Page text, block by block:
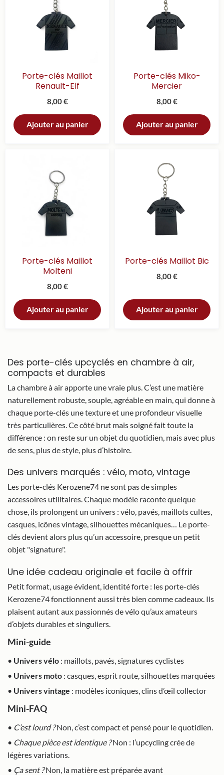
Porte-clés Maillot
Renault-Elf
8,00€
Ajouter au panier
Porte-clés Miko-
Mercier
8,00€
Ajouter au panier
Porte-clés Maillot
Molteni
8,00€
Ajouter au panier
Porte-clés Maillot Bic
8,00€
Ajouter au panier
Des porte-clés upcyclés en chambre à air,
compacts et durables
La chambre à air apporte une vraie plus. C’est une matière
naturellement robuste, souple, agréable en main, qui donne à
chaque porte-clés une texture et une profondeur visuelle
très particulières. Ce côté brut mais soigné fait toute la
différence : on reste sur un objet du quotidien, mais avec plus
de sens, plus de style, plus d’histoire.
Des univers marqués : vélo, moto, vintage
Les porte-clés Kerozene74 ne sont pas de simples
accessoires utilitaires. Chaque modèle raconte quelque
chose, ils prolongent un univers : vélo, pavés, maillots cultes,
casques, icônes vintage, silhouettes mécaniques… Le porte-
clés devient alors plus qu’un accessoire, presque un petit
objet "signature".
Une idée cadeau originale et facile à offrir
Petit format, usage évident, identité forte : les porte-clés
Kerozene74 fonctionnent aussi très bien comme cadeaux. Ils
plaisent autant aux passionnés de vélo qu’aux amateurs
d’objets durables et singuliers.
Mini-guide
• Univers vélo : maillots, pavés, signatures cyclistes
• Univers moto : casques, esprit route, silhouettes marquées
• Univers vintage : modèles iconiques, clins d’œil collector
Mini-FAQ
• C’est lourd ?Non, c’est compact et pensé pour le quotidien.
• Chaque pièce est identique ?Non : l’upcycling crée de
légères variations.
• Ça sent ?Non, la matière est préparée avant